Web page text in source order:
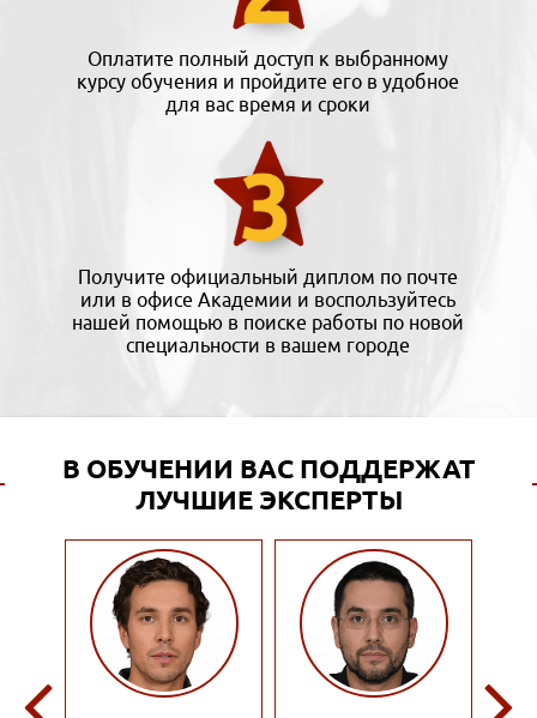
Оплатите полный доступ к выбранному
курсу обучения и пройдите его в удобное
для вас время и сроки
Получите официальный диплом по почте
или в офисе Академии и воспользуйтесь
нашей помощью в поиске работы по новой
специальности в вашем городе
В ОБУЧЕНИИ ВАС ПОДДЕРЖАТ
ЛУЧШИЕ ЭКСПЕРТЫ